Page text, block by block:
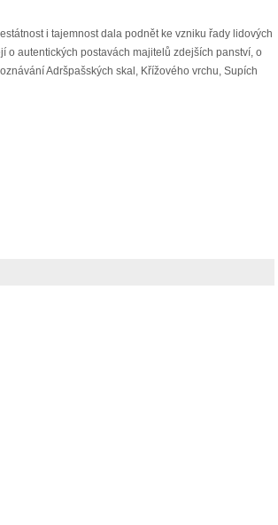
i tajemnost dala podnět ke vzniku řady lidových
o autentických postavách majitelů zdejších panství, o
Adršpašských skal, Křížového vrchu, Supích